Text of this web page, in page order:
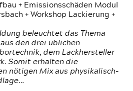
+ Emissionsschäden Modul
+ Workshop Lackierung +
beleuchtet das Thema
den drei üblichen
dem Lackhersteller
Somit erhalten die
nötigen Mix aus physikalisch-